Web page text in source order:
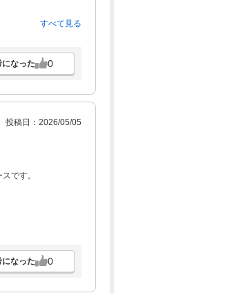
砂質は砂浜ぽいで
すべて見る
になった 0
投稿日：2026/05/05
です。
になった 0